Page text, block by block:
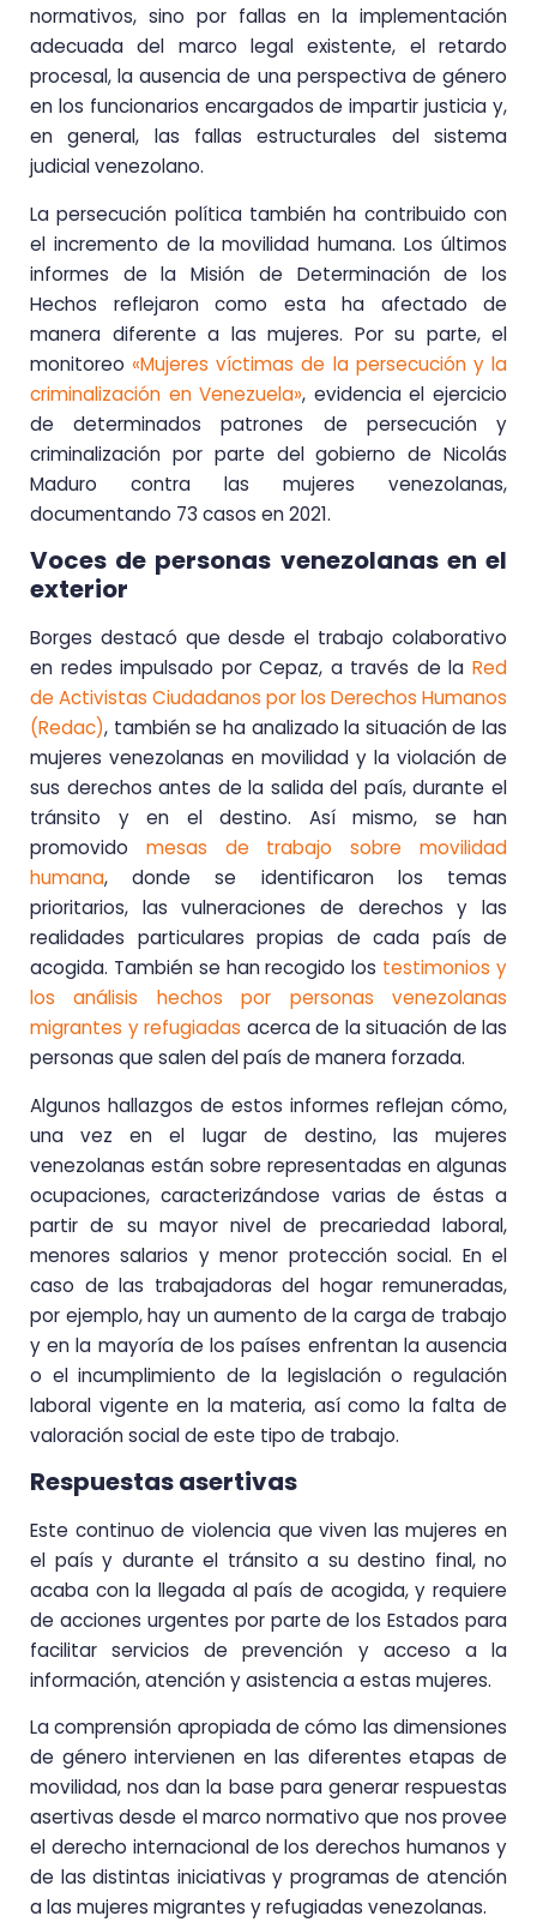
normativos, sino por fallas en la implementación
adecuada del marco legal existente, el retardo
procesal, la ausencia de una perspectiva de género
en los funcionarios encargados de impartir justicia y,
en general, las fallas estructurales del sistema
judicial venezolano.
La persecución política también ha contribuido con
el incremento de la movilidad humana. Los últimos
informes de la Misión de Determinación de los
Hechos reflejaron como esta ha afectado de
manera diferente a las mujeres. Por su parte, el
monitoreo«Mujeres víctimas de la persecución y la
criminalización en Venezuela», evidencia el ejercicio
de determinados patrones de persecución y
criminalización por parte del gobierno de Nicolás
Maduro contra las mujeres venezolanas,
documentando 73 casos en 2021.
Voces de personas venezolanas en el
exterior
Borges destacó que desde el trabajo colaborativo
en redes impulsado por Cepaz, a través de la Red
de Activistas Ciudadanos por los Derechos Humanos
(Redac), también se ha analizado la situación de las
mujeres venezolanas en movilidad y la violación de
sus derechos antes de la salida del país, durante el
tránsito y en el destino. Así mismo, se han
promovido mesas de trabajo sobre movilidad
humana, donde se identificaron los temas
prioritarios, las vulneraciones de derechos y las
realidades particulares propias de cada país de
acogida. También se han recogido los testimonios y
los análisis hechos por personas venezolanas
migrantes y refugiadas acerca de la situación de las
personas que salen del país de manera forzada.
Algunos hallazgos de estos informes reflejan cómo,
una vez en el lugar de destino, las mujeres
venezolanas están sobre representadas en algunas
ocupaciones, caracterizándose varias de éstas a
partir de su mayor nivel de precariedad laboral,
menores salarios y menor protección social. En el
caso de las trabajadoras del hogar remuneradas,
por ejemplo, hay un aumento de la carga de trabajo
y en la mayoría de los países enfrentan la ausencia
o el incumplimiento de la legislación o regulación
laboral vigente en la materia, así como la falta de
valoración social de este tipo de trabajo.
Respuestas asertivas
Este continuo de violencia que viven las mujeres en
el país y durante el tránsito a su destino final, no
acaba con la llegada al país de acogida, y requiere
de acciones urgentes por parte de los Estados para
facilitar servicios de prevención y acceso a la
información, atención y asistencia a estas mujeres.
La comprensión apropiada de cómo las dimensiones
de género intervienen en las diferentes etapas de
movilidad, nos dan la base para generar respuestas
asertivas desde el marco normativo que nos provee
el derecho internacional de los derechos humanos y
de las distintas iniciativas y programas de atención
a las mujeres migrantes y refugiadas venezolanas.